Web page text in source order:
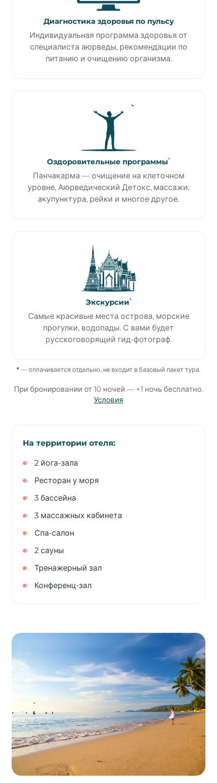
Диагностика здоровья по пульсу
Индивидуальная программа здоровья от
специалиста аюрведы, рекомендации по
питанию и очищению организма.
Оздоровительные программы*
Панчакарма — очищение на клеточном
уровне, Аюрведический Детокс, массажи,
акупунктура, рейки и многое другое.
Экскурсии*
Самые красивые места острова, морские
прогулки, водопады. С вами будет
русскоговорящий гид-фотограф.
* — оплачивается отдельно, не входит в базовый пакет тура.
При бронировании от 10 ночей — +1 ночь бесплатно.
Условия
На территории отеля:
2 йога-зала
Ресторан у моря
3 бассейна
3 массажных кабинета
Спа-салон
2 сауны
Тренажерный зал
Конференц-зал